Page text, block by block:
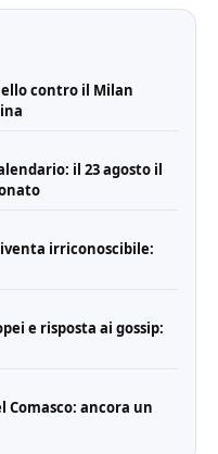
contro il Milan
il 23 agosto il
irriconoscibile:
e risposta ai gossip:
ancora un